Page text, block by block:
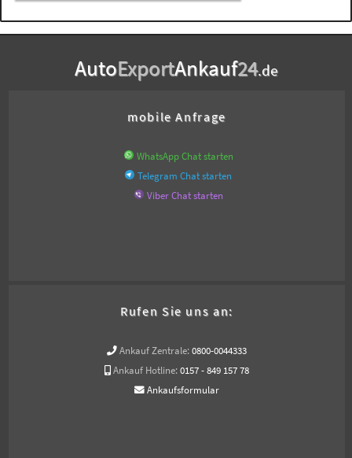
AutoExportAnkauf24.de
mobile Anfrage
WhatsApp Chat starten
Telegram Chat starten
Viber Chat starten
Rufen Sie uns an:
Ankauf Zentrale: 0800-0044333
Ankauf Hotline: 0157 - 849 157 78
Ankaufsformular